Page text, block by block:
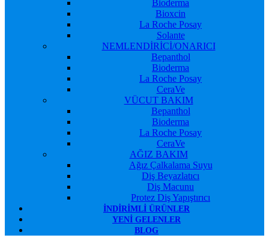
Bioderma
Bioxcin
La Roche Posay
Solante
NEMLENDİRİCİ/ONARICI
Bepanthol
Bioderma
La Roche Posay
CeraVe
VÜCUT BAKIM
Bepanthol
Bioderma
La Roche Posay
CeraVe
AĞIZ BAKIM
Ağız Çalkalama Suyu
Diş Beyazlatıcı
Diş Macunu
Protez Diş Yapıştırıcı
İNDIRIMLI ÜRÜNLER
YENI GELENLER
BLOG